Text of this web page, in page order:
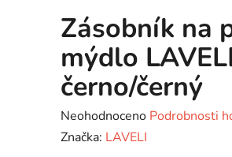
Zásobník na
mýdlo
černo/černý
Průměrné
hodnocení
Neohodnoceno Podrobnosti
Značka: LAVELI